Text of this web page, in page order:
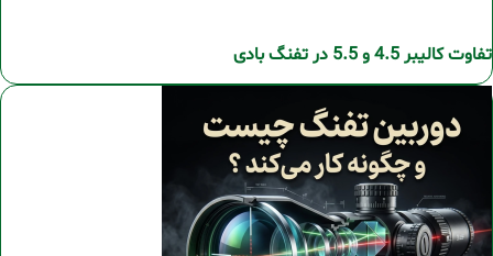
تفاوت کالیبر 4.5 و 5.5 در تفنگ بادی